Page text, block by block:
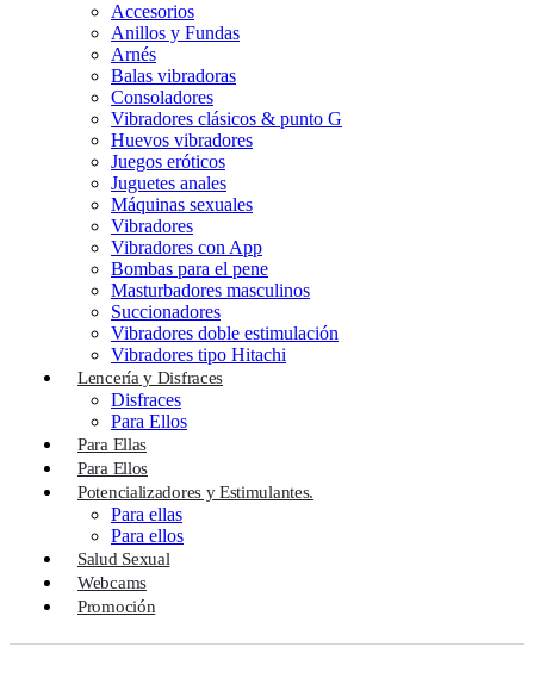
Accesorios
Anillos y Fundas
Arnés
Balas vibradoras
Consoladores
Vibradores clásicos & punto G
Huevos vibradores
Juegos eróticos
Juguetes anales
Máquinas sexuales
Vibradores
Vibradores con App
Bombas para el pene
Masturbadores masculinos
Succionadores
Vibradores doble estimulación
Vibradores tipo Hitachi
Lencería y Disfraces
Disfraces
Para Ellos
Para Ellas
Para Ellos
Potencializadores y Estimulantes.
Para ellas
Para ellos
Salud Sexual
Webcams
Promoción